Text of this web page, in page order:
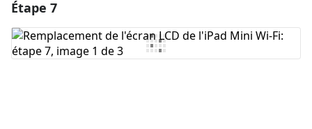
Ajouter un commentaire
Étape 7